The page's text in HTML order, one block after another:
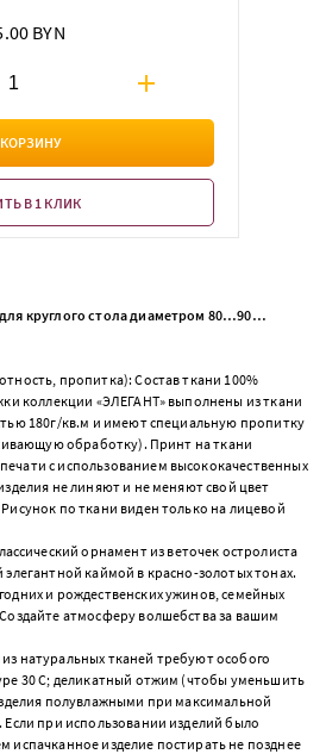
BYN
КОРЗИНУ
В 1 КЛИК
круглого стола диаметром 80…90…
пропитка): Состав ткани 100%
коллекции «ЭЛЕГАНТ» выполнены из ткани
180г/кв.м и имеют специальную пропитку
обработку). Принт на ткани
с использованием высококачественных
не линяют и не меняют свой цвет
по ткани виден только на лицевой
орнамент из веточек остролиста
каймой в красно-золотых тонах.
и рождественских ужинов, семейных
атмосферу волшебства за вашим
натуральных тканей требуют особого
30 С; деликатный отжим (чтобы уменьшить
полувлажными при максимальной
при использовании изделий было
испачканное изделие постирать не позднее